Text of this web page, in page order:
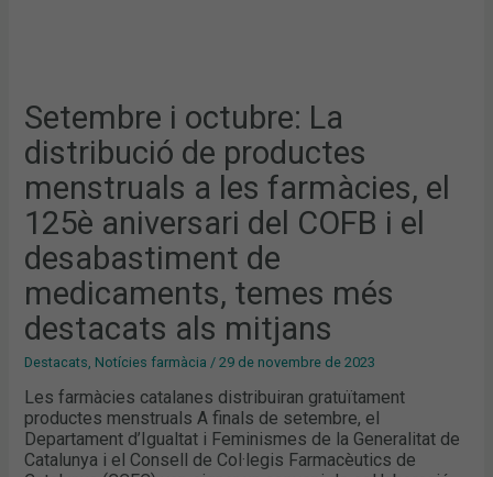
Setembre i octubre: La
distribució de productes
menstruals a les farmàcies, el
125è aniversari del COFB i el
desabastiment de
medicaments, temes més
destacats als mitjans
Destacats, Notícies farmàcia /29 de novembre de 2023
Les farmàcies catalanes distribuiran gratuïtament
productes menstruals A finals de setembre, el
Departament d’Igualtat i Feminismes de la Generalitat de
Catalunya i el Consell de Col·legis Farmacèutics de
DESTACATS
ALS
MITJANS